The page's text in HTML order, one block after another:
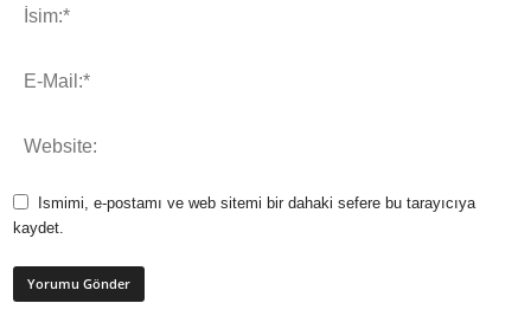
Ismimi, e-postamı ve web sitemi bir dahaki sefere bu tarayıcıya
kaydet.